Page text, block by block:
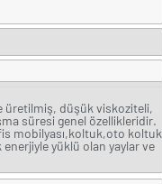
üretilmiş, düşük viskoziteli,
süresi genel özellikleridir.
mobilyası,koltuk,oto koltuk
enerjiyle yüklü olan yaylar ve